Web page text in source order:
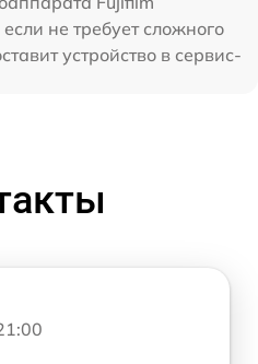
не требует сложного
устройство в сервис-